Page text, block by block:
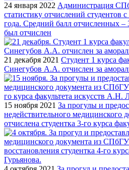
24 января 2022 Администрация
статистику отчислений студентов
года. Средний балл отчисленных
был отчислен
21 декабря 2021 Студент 1 курса
Синегубов А.А. отчислен за
15 ноября 2021 За прогулы и
недействительного
отчислена студентка 3-го курса